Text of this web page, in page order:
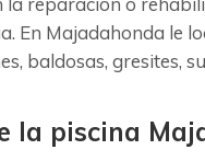
En Majadahonda le
baldosas, gresites,
la piscina